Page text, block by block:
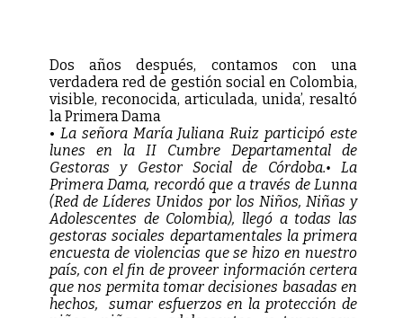
Dos años después, contamos con una
verdadera red de gestión social en Colombia,
visible, reconocida, articulada, unida’, resaltó
la Primera Dama
• La señora María Juliana Ruiz participó este
lunes en la II Cumbre Departamental de
Gestoras y Gestor Social de Córdoba.• La
Primera Dama, recordó que a través de Lunna
(Red de Líderes Unidos por los Niños, Niñas y
Adolescentes de Colombia), llegó a todas las
gestoras sociales departamentales la primera
encuesta de violencias que se hizo en nuestro
país, con el fin de proveer información certera
que nos permita tomar decisiones basadas en
hechos, sumar esfuerzos en la protección de